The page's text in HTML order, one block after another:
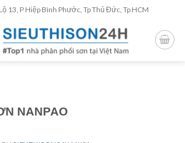
13, P Hiệp Bình Phước, Tp Thủ Đức, Tp HCM
NANPAO